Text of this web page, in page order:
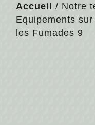
Accueil / Notre
Equipements
les Fumades 9